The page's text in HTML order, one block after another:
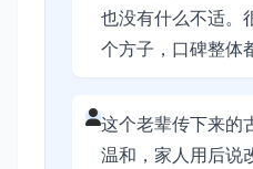
也没有什么不适。
个方子，口碑整体
这个老辈传下来的
温和，家人用后说